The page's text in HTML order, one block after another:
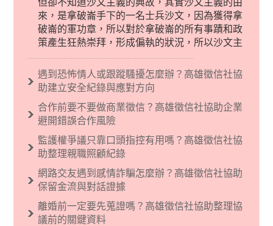
但卻不知道沙文主義的典故，其實沙文主義的由
來，是拿破崙手下的一名士兵沙文，因為獲得拿
破崙的軍功章，所以對於拿破崙的所有事蹟和政
策產生狂熱崇拜，形成偏執的狀況，所以沙文主
義後來就被拿來暗指偏見和歧視，而且有沙文主
義傾向的人，通常對於自己的國家和民族有超強
烈的卓越感，因而瞧不起其他國家的人，所以沙
現了男性沙文…
遇到恐怖情人或跟蹤騷擾怎麼辦？高雄徵信社協
助建立安全紀錄與應對方向
合作前要不要做商業徵信？高雄徵信社協助企業
避開錯誤合作風險
監護權爭議只靠口頭指控有用嗎？高雄徵信社協
助整理親職照顧紀錄
網路交友遇到感情詐騙怎麼辦？高雄徵信社協助
保留金流與對話證據
離婚前一定要先蒐證嗎？高雄徵信社協助整理協
議前的關鍵資料